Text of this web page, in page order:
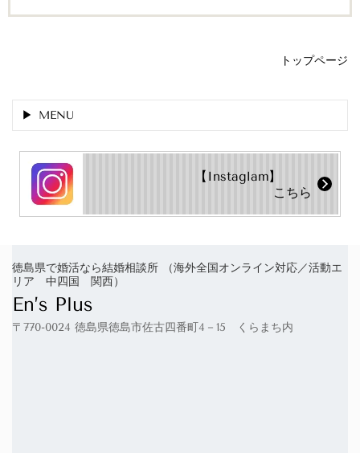
トップページ
MENU
【Instaglam】
こちら
徳島県で婚活なら結婚相談所 （海外全国オンライン対応／活動エ
リア 中四国 関西）
En’s Plus
〒770-0024 徳島県徳島市佐古四番町4－15 くらまち内